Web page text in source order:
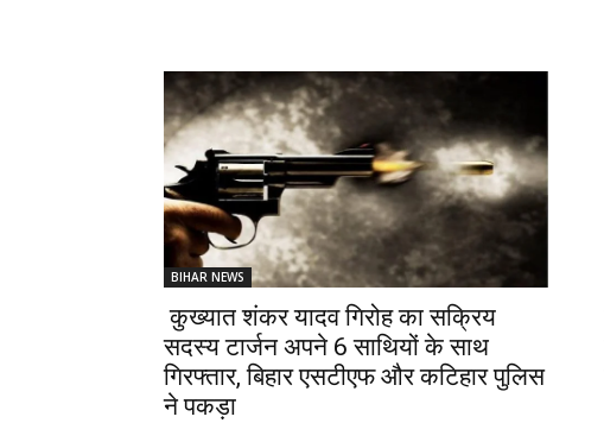
BIHAR NEWS
कुख्यात शंकर यादव गिरोह का सक्रिय
सदस्य टार्जन अपने 6 साथियों के साथ
गिरफ्तार, बिहार एसटीएफ और कटिहार पुलिस
ने पकड़ा